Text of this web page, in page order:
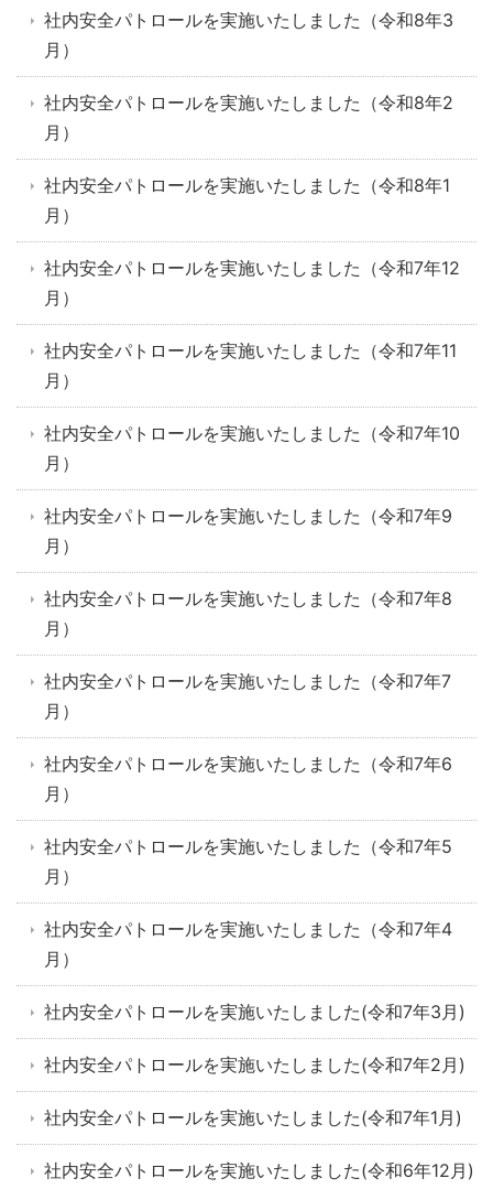
社内安全パトロールを実施いたしました（令和8年3
月）
社内安全パトロールを実施いたしました（令和8年2
月）
社内安全パトロールを実施いたしました（令和8年1
月）
社内安全パトロールを実施いたしました（令和7年12
月）
社内安全パトロールを実施いたしました（令和7年11
月）
社内安全パトロールを実施いたしました（令和7年10
月）
社内安全パトロールを実施いたしました（令和7年9
月）
社内安全パトロールを実施いたしました（令和7年8
月）
社内安全パトロールを実施いたしました（令和7年7
月）
社内安全パトロールを実施いたしました（令和7年6
月）
社内安全パトロールを実施いたしました（令和7年5
月）
社内安全パトロールを実施いたしました（令和7年4
月）
社内安全パトロールを実施いたしました(令和7年3月)
社内安全パトロールを実施いたしました(令和7年2月)
社内安全パトロールを実施いたしました(令和7年1月)
社内安全パトロールを実施いたしました(令和6年12月)